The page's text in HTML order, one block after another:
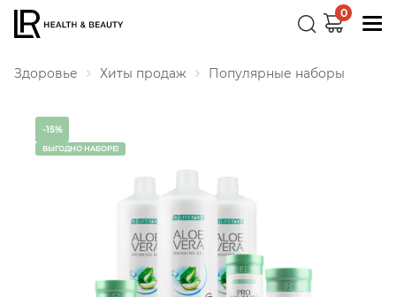
0
Здоровье Хиты продаж Популярные наборы
-15%
ВЫГОДНО НАБОРЕ!